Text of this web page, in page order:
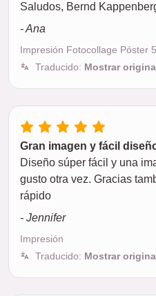
Saludos, Bernd
- Ana
Impresión Fotocollage Póster
Traducido: Mostrar
Gran imagen y fácil
Diseño súper fácil y una
gusto otra vez. Gracias
rápido
- Jennifer
Impresión
Traducido: Mostrar